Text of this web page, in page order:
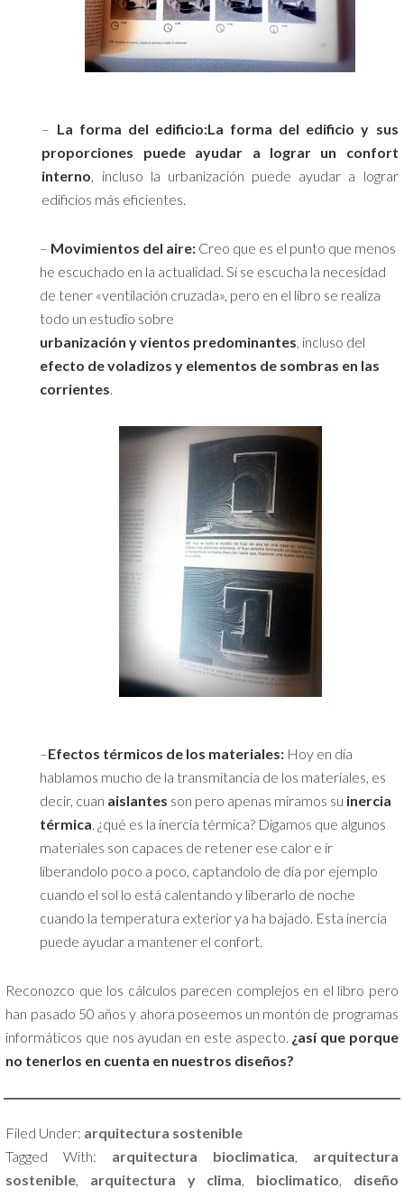
– La forma del edificio:La forma del edificio y sus
proporciones puede ayudar a lograr un confort
interno, incluso la urbanización puede ayudar a lograr
edificios más eficientes.
– Movimientos del aire: Creo que es el punto que menos
he escuchado en la actualidad. Sí se escucha la necesidad
de tener «ventilación cruzada», pero en el libro se realiza
todo un estudio sobre
urbanización y vientos predominantes, incluso del
efecto de voladizos y elementos de sombras en las
corrientes.
–Efectos térmicos de los materiales: Hoy en día
hablamos mucho de la transmitancia de los materiales, es
decir, cuan aislantes son pero apenas miramos su inercia
térmica. ¿qué es la inercia térmica? Digamos que algunos
materiales son capaces de retener ese calor e ir
liberandolo poco a poco, captandolo de día por ejemplo
cuando el sol lo está calentando y liberarlo de noche
cuando la temperatura exterior ya ha bajado. Esta inercia
puede ayudar a mantener el confort.
Reconozco que los cálculos parecen complejos en el libro pero
han pasado 50 años y ahora poseemos un montón de programas
informáticos que nos ayudan en este aspecto. ¿así que porque
no tenerlos en cuenta en nuestros diseños?
Filed Under: arquitectura sostenible
Tagged With: arquitectura bioclimatica, arquitectura
sostenible, arquitectura y clima, bioclimatico, diseño